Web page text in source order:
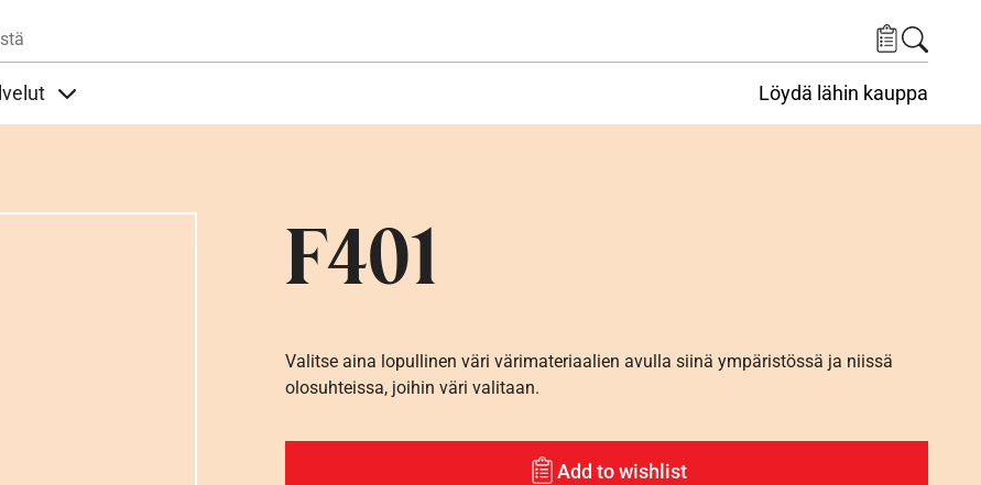
Löydä lähin kauppa
F401
Valitse aina lopullinen väri värimateriaalien avulla siinä ympäristössä ja niissä
olosuhteissa, joihin väri valitaan.
Add to wishlist